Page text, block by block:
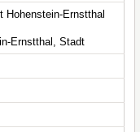
Hohenstein-Ernstthal
Ernstthal, Stadt